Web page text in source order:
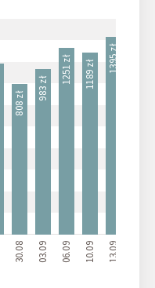
808 zł
30.08
983 zł
03.09
1251 zł
06.09
1189 zł
10.09
1395 zł
13.09